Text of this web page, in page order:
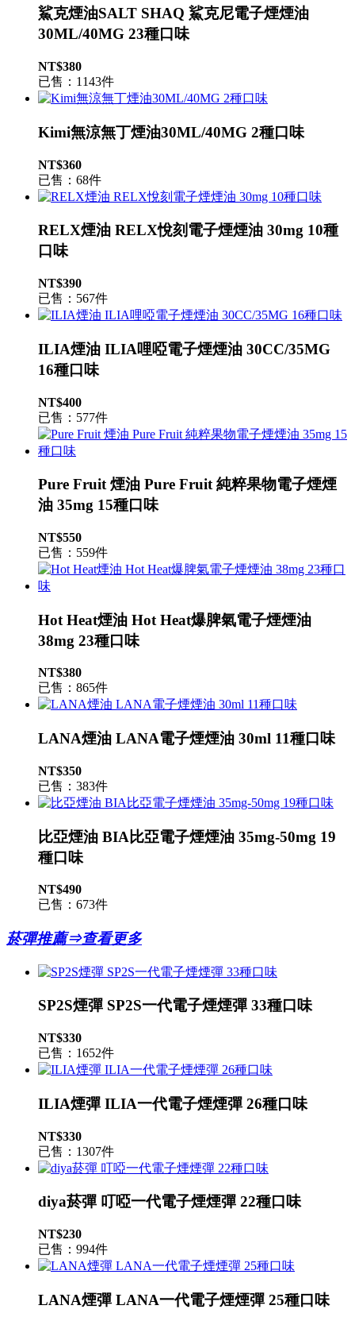
鯊克煙油SALT SHAQ 鯊克尼電子煙煙油
30ML/40MG 23種口味
NT$380
已售：1143件
Kimi無涼無丁煙油30ML/40MG 2種口味
NT$360
已售：68件
RELX煙油 RELX悅刻電子煙煙油 30mg 10種
口味
NT$390
已售：567件
ILIA煙油 ILIA哩啞電子煙煙油 30CC/35MG
16種口味
NT$400
已售：577件
Pure Fruit 煙油 Pure Fruit 純粹果物電子煙煙
油 35mg 15種口味
NT$550
已售：559件
Hot Heat煙油 Hot Heat爆脾氣電子煙煙油
38mg 23種口味
NT$380
已售：865件
LANA煙油 LANA電子煙煙油 30ml 11種口味
NT$350
已售：383件
比亞煙油 BIA比亞電子煙煙油 35mg-50mg 19
種口味
NT$490
已售：673件
菸彈推薦⇒查看更多
SP2S煙彈 SP2S一代電子煙煙彈 33種口味
NT$330
已售：1652件
ILIA煙彈 ILIA一代電子煙煙彈 26種口味
NT$330
已售：1307件
diya菸彈 叮啞一代電子煙煙彈 22種口味
NT$230
已售：994件
LANA煙彈 LANA一代電子煙煙彈 25種口味